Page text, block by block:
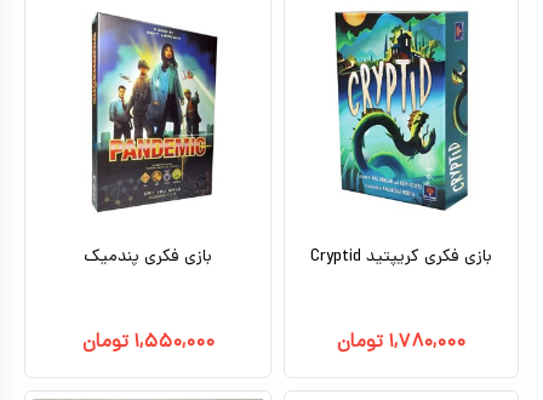
بازی فکری کریپتید Cryptid
۱,۷۸۰,۰۰۰ تومان
بازی فکری پندمیک
۱,۵۵۰,۰۰۰ تومان